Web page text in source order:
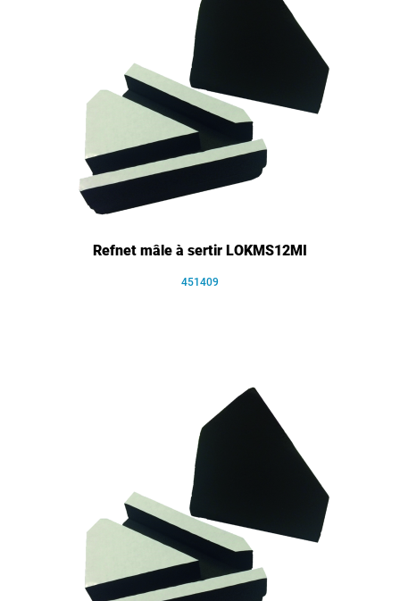
Refnet mâle à sertir LOKMS12MI
451409